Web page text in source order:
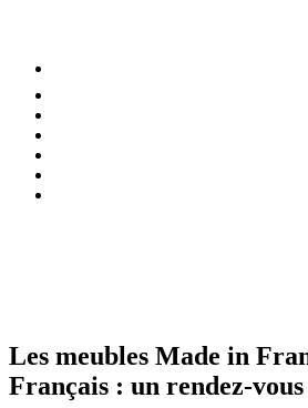
Les meubles Made in
Français : un rendez-